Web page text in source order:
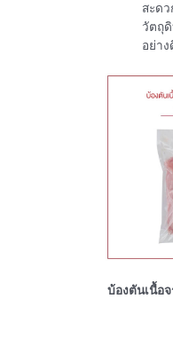
สะด
วัตถุ
อย่าง
บ้องตันเนื้อ